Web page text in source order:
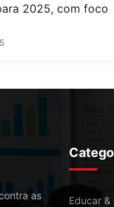
2025, com foco
as
Educar &